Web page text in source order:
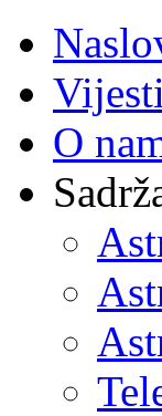
Vijesti
O